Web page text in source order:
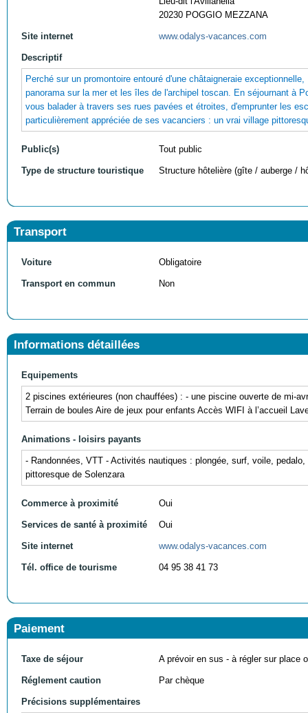
20230 POGGIO MEZZANA
Site internet www.odalys-vacances.com
Descriptif
Perché sur un promontoire entouré d'une châtaigneraie
panorama sur la mer et les îles de l'archipel toscan. En séjournant à
vous balader à travers ses rues pavées et étroites, d'emprunter les
particulièrement appréciée de ses vacanciers : un vrai village
Public(s) Tout public
Type de structure touristique Structure hôtelière (gîte / auberge /
Transport
Voiture Obligatoire
Transport en commun Non
Informations détaillées
Equipements
2 piscines extérieures (non chauffées) : - une piscine ouverte de mi-
Terrain de boules Aire de jeux pour enfants Accès WIFI à l’accueil
Animations - loisirs payants
- Randonnées, VTT - Activités nautiques : plongée, surf, voile,
pittoresque de Solenzara
Commerce à proximité Oui
Services de santé à proximité Oui
Site internet www.odalys-vacances.com
Tél. office de tourisme 04 95 38 41 73
Paiement
Taxe de séjour A prévoir en sus - à régler sur place
Réglement caution Par chèque
Précisions supplémentaires